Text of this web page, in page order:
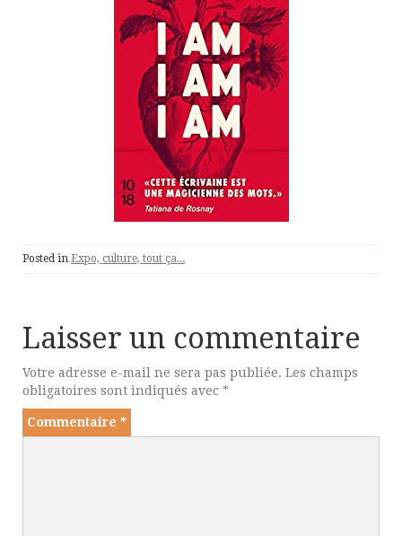
Posted in Expo, culture, tout ça...
Laisser un commentaire
Votre adresse e-mail ne sera pas publiée. Les champs
obligatoires sont indiqués avec *
Commentaire *